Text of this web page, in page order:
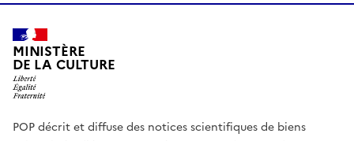
MINISTÈRE
DE LA CULTURE
POP décrit et diffuse des notices scientifiques de biens